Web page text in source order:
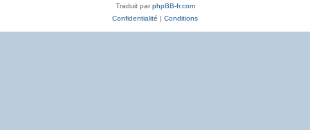
Traduit parphpBB-fr.com
Confidentialité | Conditions